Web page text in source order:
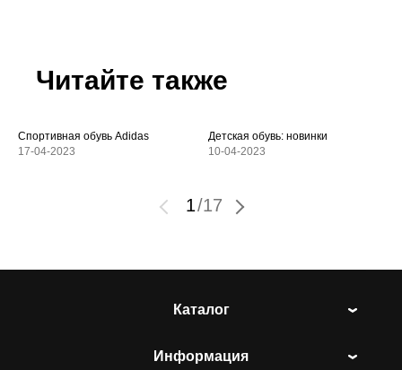
Читайте также
Спортивная обувь Adidas
17-04-2023
Детская обувь: новинки
10-04-2023
1/17
Каталог
Информация